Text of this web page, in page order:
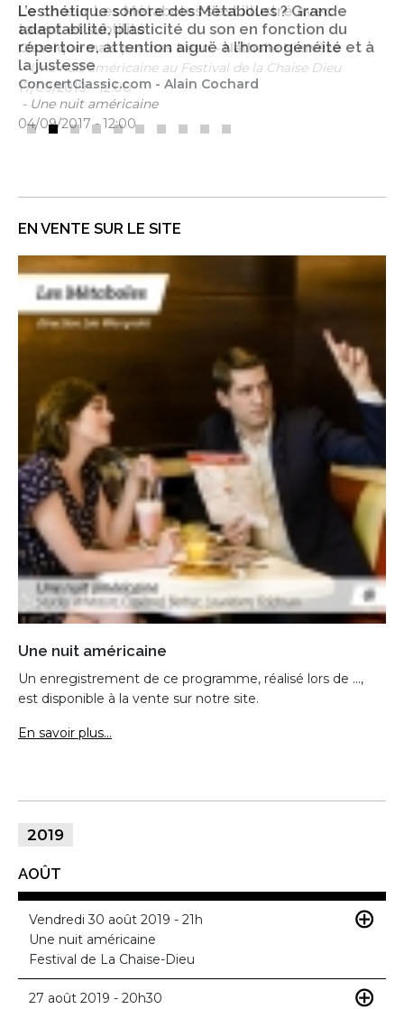
L’esthétique sonore des Métaboles ? Grande
adaptabilité, plasticité du son en fonction du
répertoire, attention aiguë à l’homogénéité et à
la justesse
ConcertClassic.com - Alain Cochard
- Une nuit américaine
04/09/2017 - 12:00
EN VENTE SUR LE SITE
Une nuit américaine
Un enregistrement de ce programme, réalisé lors de ...,
est disponible à la vente sur notre site.
En savoir plus...
2019
AOÛT
Vendredi 30 août 2019 - 21h
Une nuit américaine
Festival de La Chaise-Dieu
27 août 2019 - 20h30